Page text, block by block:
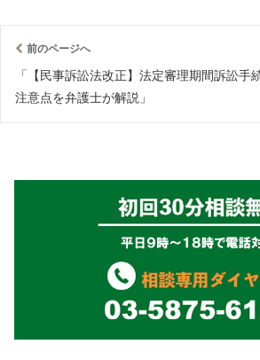
前のページへ
「【民事訴訟法改正】法定審理期間訴訟手
注意点を弁護士が解説」